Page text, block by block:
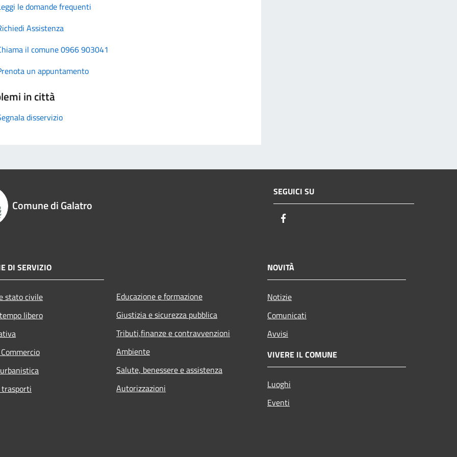
le domande frequenti
Assistenza
il comune 0966 903041
un appuntamento
in città
disservizio
Comune di Galatro
SEGUICI SU
DI SERVIZIO
stato civile
libero
Educazione e formazione
Giustizia e sicurezza pubblica
Tributi,finanze e contravvenzioni
Ambiente
Salute, benessere e assistenza
Autorizzazioni
NOVITÀ
Notizie
Comunicati
Avvisi
VIVERE IL COMUNE
Luoghi
Eventi